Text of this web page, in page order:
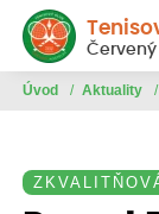
Úvod / Aktuality /